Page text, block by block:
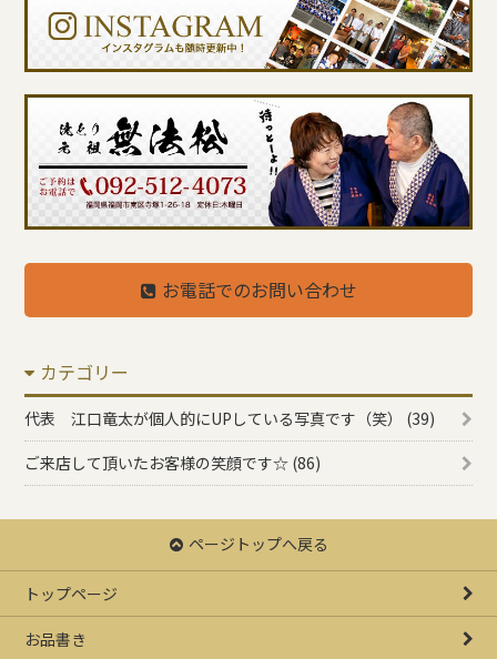
お電話でのお問い合わせ
カテゴリー
代表 江口竜太が個人的にUPしている写真です（笑） (39)
ご来店して頂いたお客様の笑顔です☆ (86)
ページトップへ戻る
トップページ
お品書き